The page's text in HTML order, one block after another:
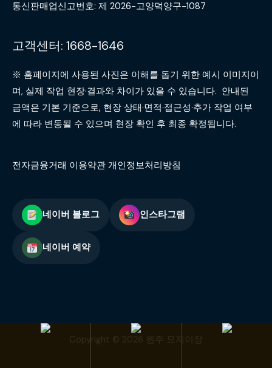
통신판매업신고번호: 제 2026-고양덕양구-1087
고객센터: 1668-1646
※ 홈페이지에 사용된 사진은 이해를 돕기 위한 예시 이미지이
며, 실제 작업 현장·결과와 차이가 있을 수 있습니다. 안내된
금액은 기본 기준으로, 현장 상태·면적·접근성·추가 작업 여부
에 따라 변동될 수 있으며 현장 확인 후 최종 확정됩니다.
전자금융거래 이용약관 개인정보처리방침
네이버 블로그 인스타그램
네이버 예약
Copyright © 2026 원주 묘지이장